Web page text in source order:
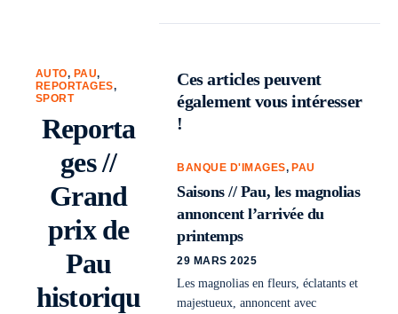
AUTO, PAU,
REPORTAGES,
SPORT
Reporta
ges //
Grand
prix de
Pau
historiqu
Ces articles peuvent
également vous intéresser
!
BANQUE D'IMAGES, PAU
Saisons // Pau, les magnolias
annoncent l’arrivée du
printemps
29 MARS 2025
Les magnolias en fleurs, éclatants et
majestueux, annoncent avec